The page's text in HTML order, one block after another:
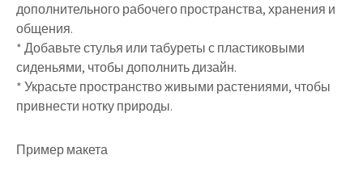
дополнительного рабочего пространства, хранения и
общения.
* Добавьте стулья или табуреты с пластиковыми
сиденьями, чтобы дополнить дизайн.
* Украсьте пространство живыми растениями, чтобы
привнести нотку природы.
Пример макета